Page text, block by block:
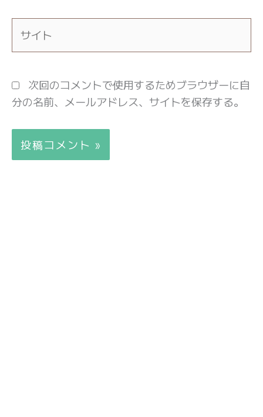
*
次回のコメントで使用するためブラウザーに自
分の名前、メールアドレス、サイトを保存する。